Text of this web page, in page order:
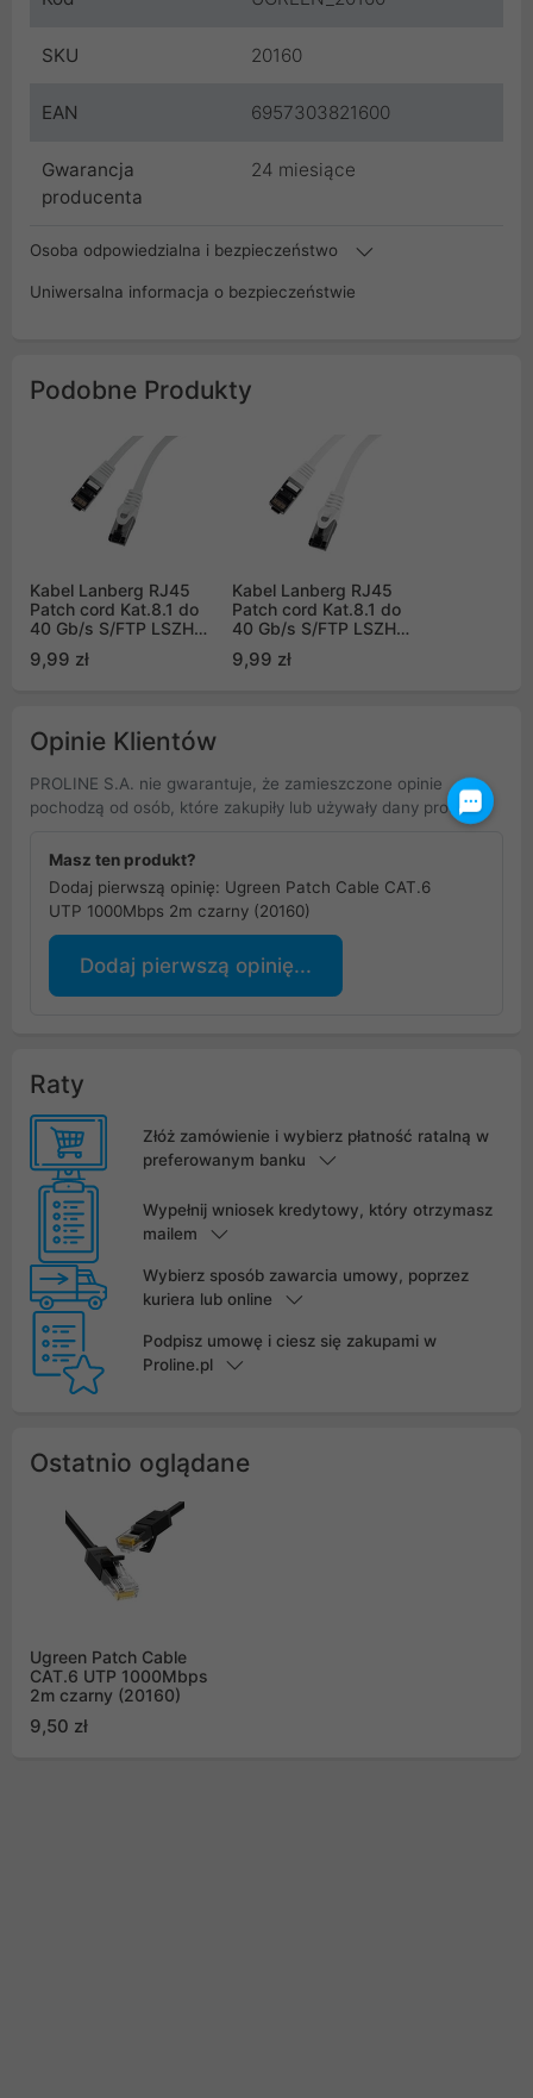
SKU 20160
EAN 6957303821600
Gwarancja
producenta
24 miesiące
Osoba odpowiedzialna i bezpieczeństwo
Uniwersalna informacja o bezpieczeństwie
Podobne Produkty
Kabel Lanberg RJ45
Patch cord Kat.8.1 do
40 Gb/s S/FTP LSZH
Passed (PCF8-10CU-
9,99 zł
Kabel Lanberg RJ45
Patch cord Kat.8.1 do
40 Gb/s S/FTP LSZH
Passed
9,99 zł
Opinie Klientów
PROLINE S.A. nie gwarantuje, że zamieszczone opinie
pochodzą od osób, które zakupiły lub używały dany produkt.
Masz ten produkt?
Dodaj pierwszą opinię: Ugreen Patch Cable CAT.6
UTP 1000Mbps 2m czarny (20160)
Dodaj pierwszą opinię...
Raty
Złóż zamówienie i wybierz płatność ratalną w
preferowanym banku
Wypełnij wniosek kredytowy, który otrzymasz
mailem
Wybierz sposób zawarcia umowy, poprzez
kuriera lub online
Podpisz umowę i ciesz się zakupami w
Proline.pl
Ostatnio oglądane
Ugreen Patch Cable
CAT.6 UTP 1000Mbps
2m czarny (20160)
9,50 zł